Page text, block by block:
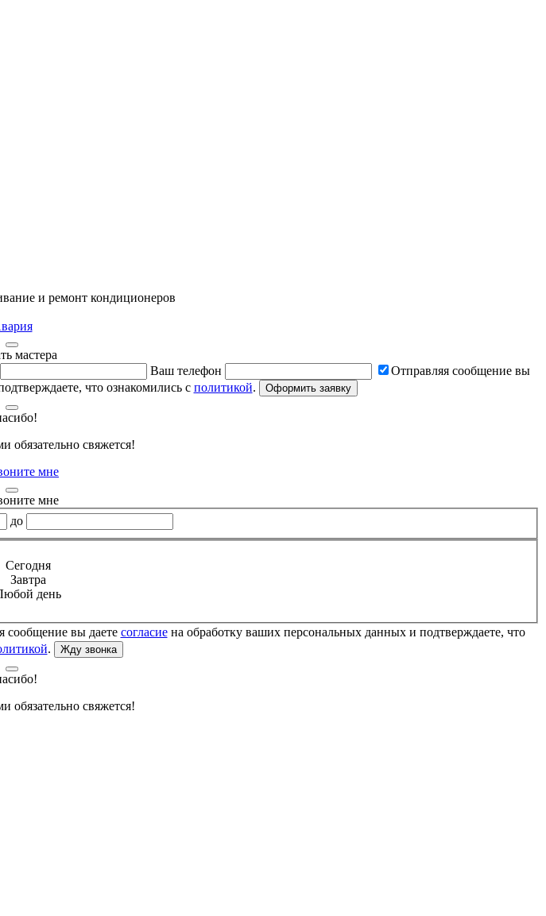
и ремонт кондиционеров
мастера
Ваш телефон
Отправляя сообщение вы
что ознакомились с политикой. Оформить заявку
обязательно свяжется!
мне
мне
до
Сегодня
Завтра
день
сообщение вы даете согласиена обработку ваших персональных данных и подтверждаете, что
. Жду звонка
обязательно свяжется!